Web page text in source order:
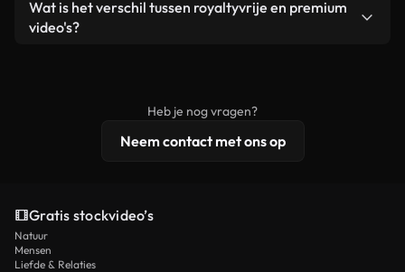
een losstaand product.
remixen. Zorg er wel voor dat het eindproduct
Wat is het verschil tussen royaltyvrije en premium
video's?
licentiebescherming omvat.
Heb je nog vragen?
Neem contact met ons op
Gratis stockvideo’s
Natuur
Mensen
Liefde & Relaties